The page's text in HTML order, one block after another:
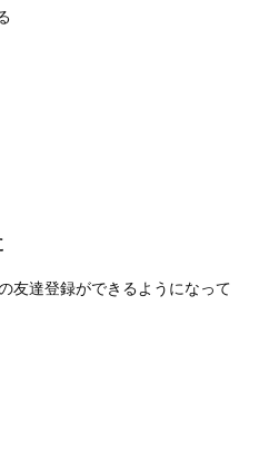
友達登録ができるようになって